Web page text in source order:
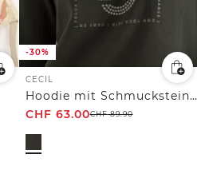
-30%
CECIL
Hoodie mit Schmucksteinen
CHF 63.00CHF89.90